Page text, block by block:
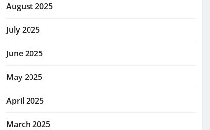
August 2025
July 2025
June 2025
May 2025
April 2025
March 2025